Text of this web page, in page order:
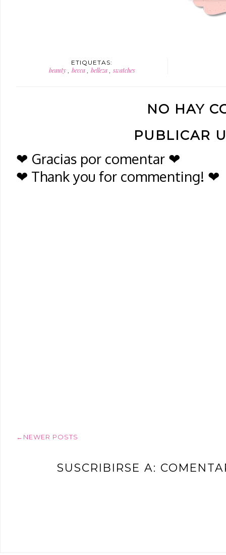
ETIQUETAS:
beauty , becca , belleza , swatches
NO HAY
PUBLICAR
❤ Gracias por comentar ❤
❤ Thank you for commenting! ❤
←NEWER POSTS
SUSCRIBIRSE A: